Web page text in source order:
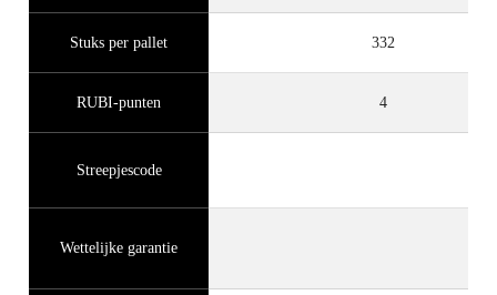
Stuks per pallet 332
RUBI-punten 4
Streepjescode
Wettelijke garantie